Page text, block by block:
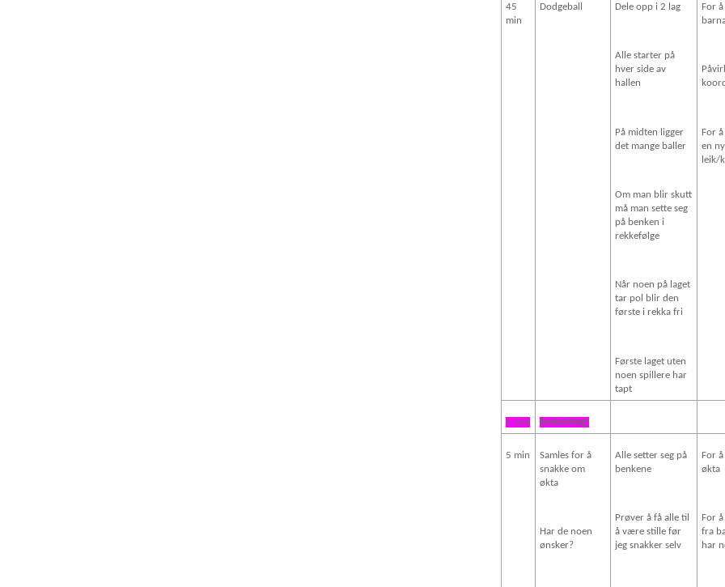
45
min
Dodgeball Dele opp i 2 lag
Alle starter på
hver side av
hallen
På midten ligger
det mange baller
Om man blir skutt
må man sette seg
på benken i
rekkefølge
Når noen på laget
tar pol blir den
første i rekka fri
Første laget uten
noen spillere har
tapt
For
For
en ny
leik/
5 min Avslutning:
5 min
Samles for å
snakke om
økta
Har de noen
ønsker?
Alle setter seg på
benkene
Prøver å få alle til
å være stille før
jeg snakker selv
For
økta
For
fra
har